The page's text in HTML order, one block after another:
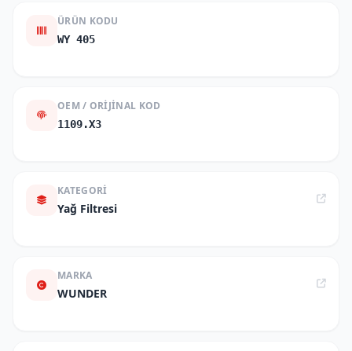
ÜRÜN KODU
WY 405
OEM / ORIJINAL KOD
1109.X3
KATEGORI
Yağ Filtresi
MARKA
WUNDER